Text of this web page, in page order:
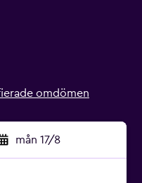
omdömen
mån 17/8